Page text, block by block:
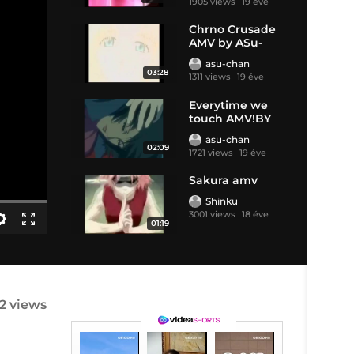
03:28
Chrno Crusade
AMV by ASu-
chan
asu-chan
1311 views 19 éve
02:09
Everytime we
touch AMV!BY
ASu
asu-chan
1721 views 19 éve
01:19
Sakura amv
Shinku
3001 views 18 éve
views